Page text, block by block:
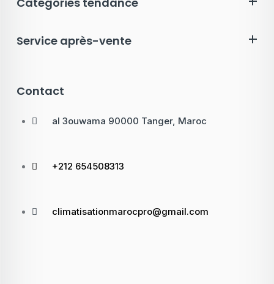
Service après-vente
Contact
al 3ouwama 90000 Tanger, Maroc
+212 654508313
climatisationmarocpro@gmail.com